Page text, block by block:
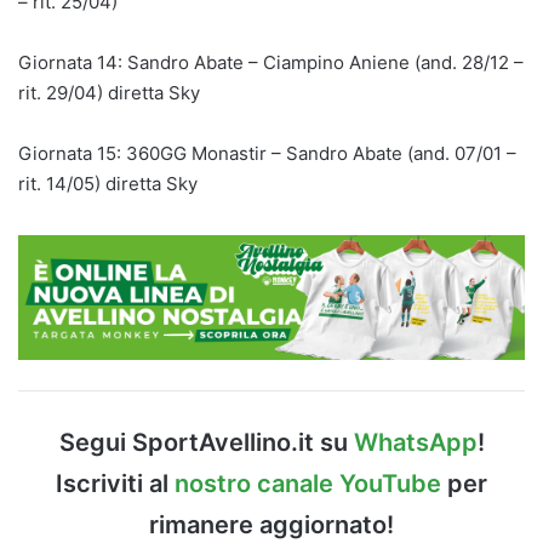
Giornata 14: Sandro Abate – Ciampino Aniene (and. 28/12 –
rit. 29/04) diretta Sky
Giornata 15: 360GG Monastir – Sandro Abate (and. 07/01 –
rit. 14/05) diretta Sky
Segui SportAvellino.it su WhatsApp!
Iscriviti al nostro canale YouTube per
rimanere aggiornato!